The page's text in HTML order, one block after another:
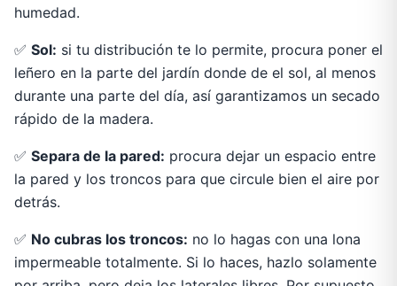
humedad.
✅ Sol: si tu distribución te lo permite, procura poner el
leñero en la parte del jardín donde de el sol, al menos
durante una parte del día, así garantizamos un secado
rápido de la madera.
✅ Separa de la pared: procura dejar un espacio entre
la pared y los troncos para que circule bien el aire por
detrás.
✅ No cubras los troncos: no lo hagas con una lona
impermeable totalmente. Si lo haces, hazlo solamente